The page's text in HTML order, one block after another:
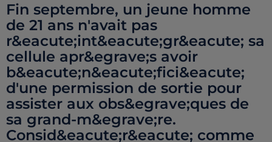
Fin septembre, un jeune homme
de 21 ans n'avait pas
r&eacute;int&eacute;gr&eacute; sa
cellule apr&egrave;s avoir
b&eacute;n&eacute;fici&eacute;
d'une permission de sortie pour
assister aux obs&egrave;ques de
sa grand-m&egrave;re.
Consid&eacute;r&eacute; comme